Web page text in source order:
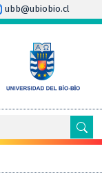
ubb@ubiobio.cl